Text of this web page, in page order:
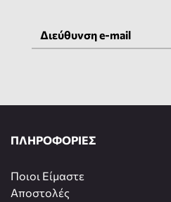
ΠΛΗΡΟΦΟΡΙΕΣ
Ποιοι Είμαστε
Αποστολές